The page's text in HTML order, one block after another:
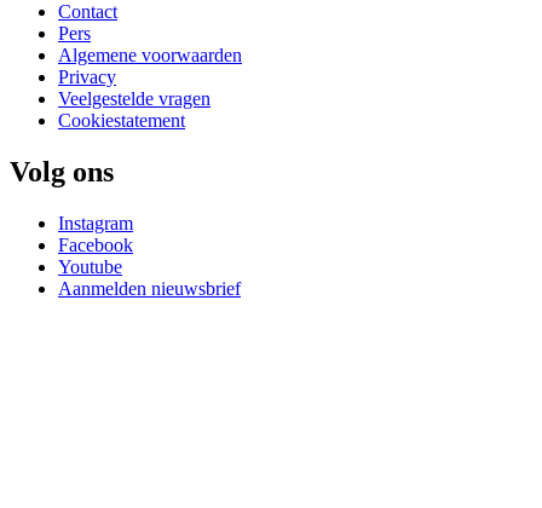
Contact
Pers
Algemene voorwaarden
Privacy
Veelgestelde vragen
Cookiestatement
Volg ons
Instagram
Facebook
Youtube
Aanmelden nieuwsbrief